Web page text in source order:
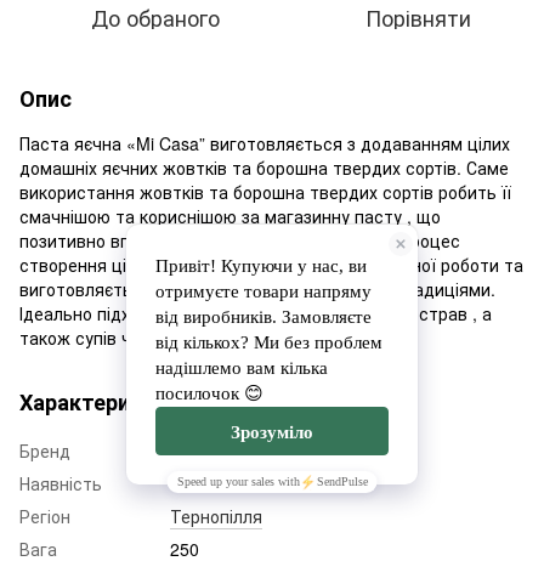
До обраного Порівняти
Опис
Паста яєчна «Mi Casa” виготовляється з додаванням цілих
домашніх яєчних жовтків та борошна твердих сортів. Саме
використання жовтків та борошна твердих сортів робить її
смачнішою та кориснішою за магазинну пасту , що
позитивно впливає на здоров’я людини. Весь процес
створення цієї пасти здійснюється шляхом ручної роботи та
виготовляється за італійськими рецептами і традиціями.
Ідеально підходить для приготування основних страв , а
також супів чи бульйонів з пастою.
Характеристики
Бренд
Pasta Mi Casa
Наявність
Немає в наявності
Регіон
Тернопілля
Вага
250